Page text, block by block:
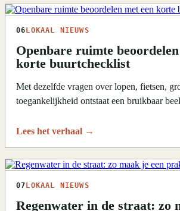
06 LOKAAL NIEUWS
Openbare ruimte
korte buurtchecklist
Met dezelfde vragen over lopen, fietsen,
toegankelijkheid ontstaat een bruikbaar
Lees het verhaal →
07 LOKAAL NIEUWS
Regenwater in de straat: zo